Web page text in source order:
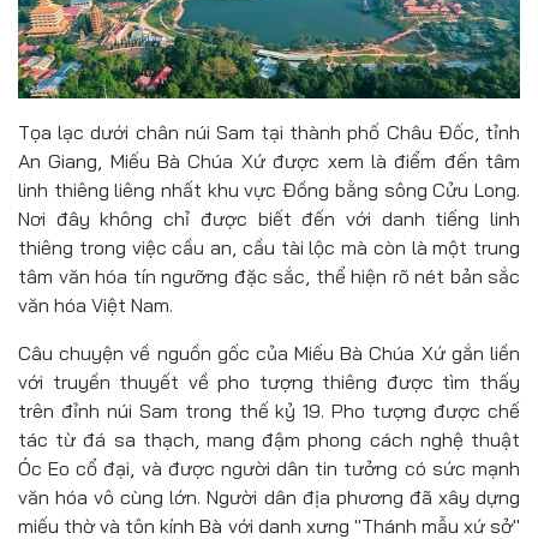
Tọa lạc dưới chân núi Sam tại thành phố Châu Đốc, tỉnh
An Giang, Miếu Bà Chúa Xứ được xem là điểm đến tâm
linh thiêng liêng nhất khu vực Đồng bằng sông Cửu Long.
Nơi đây không chỉ được biết đến với danh tiếng linh
thiêng trong việc cầu an, cầu tài lộc mà còn là một trung
tâm văn hóa tín ngưỡng đặc sắc, thể hiện rõ nét bản sắc
văn hóa Việt Nam.
Câu chuyện về nguồn gốc của Miếu Bà Chúa Xứ gắn liền
với truyền thuyết về pho tượng thiêng được tìm thấy
trên đỉnh núi Sam trong thế kỷ 19. Pho tượng được chế
tác từ đá sa thạch, mang đậm phong cách nghệ thuật
Óc Eo cổ đại, và được người dân tin tưởng có sức mạnh
văn hóa vô cùng lớn. Người dân địa phương đã xây dựng
miếu thờ và tôn kính Bà với danh xưng "Thánh mẫu xứ sở"